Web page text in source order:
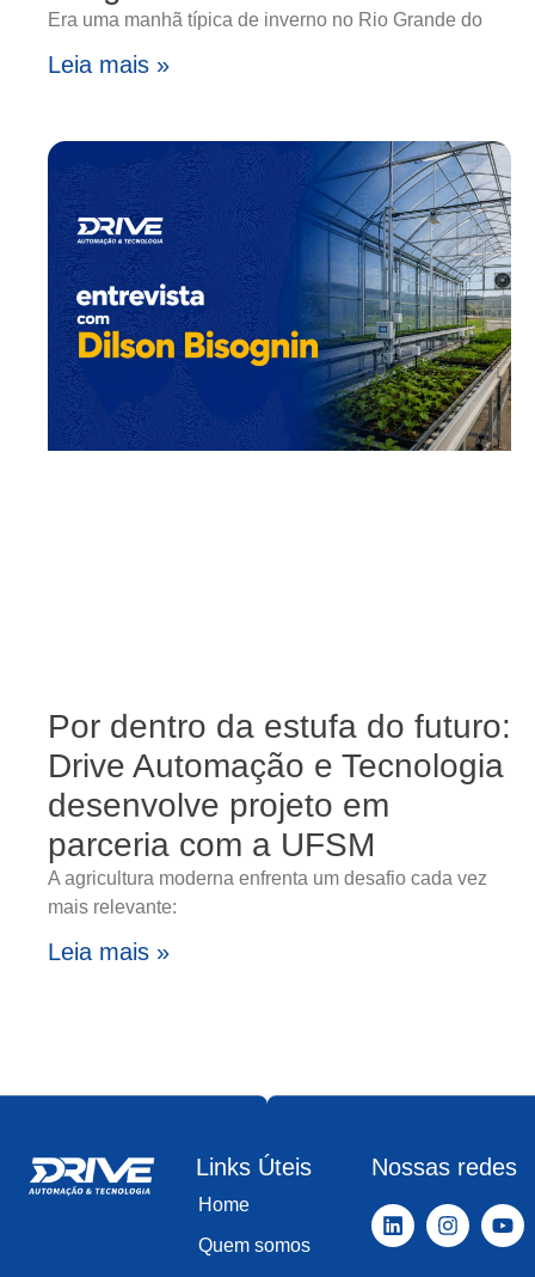
Era uma manhã típica de inverno no Rio Grande do
Leia mais »
Por dentro da estufa do futuro:
Drive Automação e Tecnologia
desenvolve projeto em
parceria com a UFSM
A agricultura moderna enfrenta um desafio cada vez
mais relevante:
Leia mais »
Links Úteis
Home
Quem somos
Nossas redes